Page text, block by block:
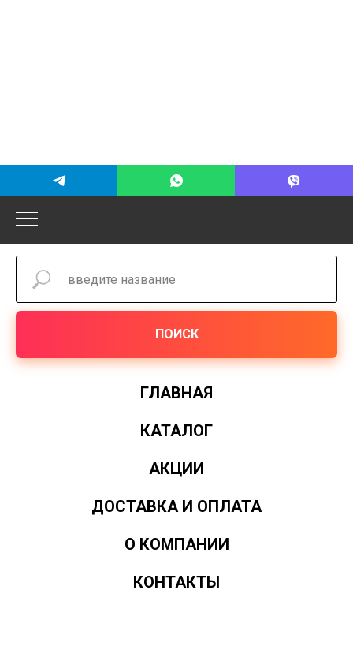
ПОИСК
ГЛАВНАЯ
КАТАЛОГ
АКЦИИ
ДОСТАВКА И ОПЛАТА
О КОМПАНИИ
КОНТАКТЫ